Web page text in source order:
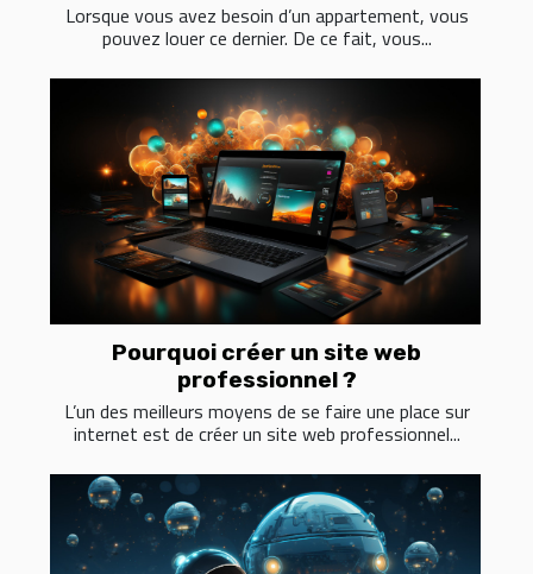
Lorsque vous avez besoin d’un appartement, vous
pouvez louer ce dernier. De ce fait, vous...
Pourquoi créer un site web
professionnel ?
L’un des meilleurs moyens de se faire une place sur
internet est de créer un site web professionnel...